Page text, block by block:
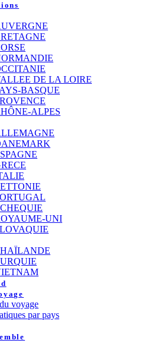
DE LA LOIRE
BASQUE
ALPES
UNI
voyage
par pays